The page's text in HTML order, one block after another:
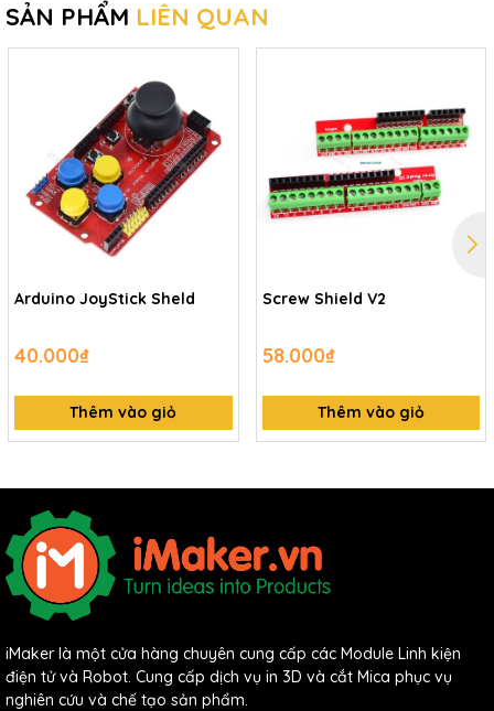
SẢN PHẨM LIÊN QUAN
Arduino JoyStick Sheld
40.000₫
Thêm vào giỏ
Screw Shield V2
58.000₫
Thêm vào giỏ
iMaker là một cửa hàng chuyên cung cấp các Module Linh kiện
điện tử và Robot. Cung cấp dịch vụ in 3D và cắt Mica phục vụ
nghiên cứu và chế tạo sản phẩm.